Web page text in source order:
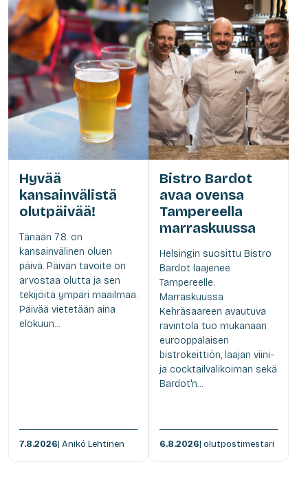
Hyvää
kansainvälistä
olutpäivää!
Tänään 7.8. on
kansainvälinen oluen
päivä. Päivän tavoite on
arvostaa olutta ja sen
tekijöitä ympäri maailmaa.
Päivää vietetään aina
elokuun...
7.8.2026| Anikó Lehtinen
Bistro Bardot
avaa ovensa
Tampereella
marraskuussa
Helsingin suosittu Bistro
Bardot laajenee
Tampereelle.
Marraskuussa
Kehräsaareen avautuva
ravintola tuo mukanaan
eurooppalaisen
bistrokeittiön, laajan viini-
ja cocktailvalikoiman sekä
Bardot'n...
6.8.2026| olutpostimestari